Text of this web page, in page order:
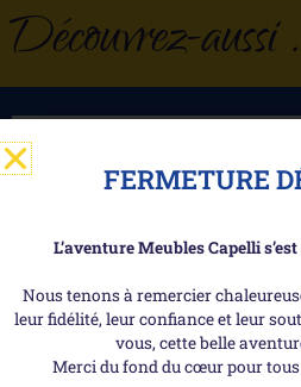
Découvrez-aussi
FERMETURE
L’aventure Meubles Capelli
Nous tenons à remercier
leur fidélité, leur confiance et leur
vous, cette belle
Merci du fond du cœur pour